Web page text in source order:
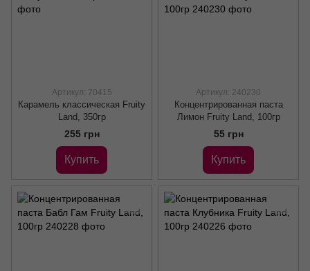
Артикул: 70415
Карамель классическая Fruity
Land, 350гр
255 грн
Купить
Артикул: 240230
Концентрированная паста
Лимон Fruity Land, 100гр
55 грн
Купить